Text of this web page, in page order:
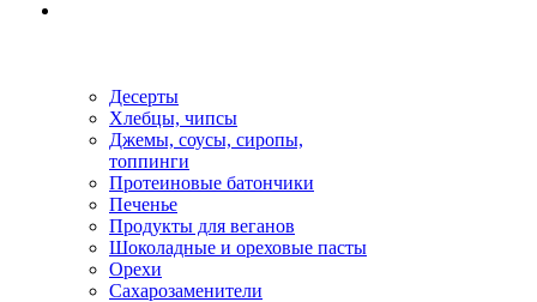
Десерты
Хлебцы, чипсы
Джемы, соусы, сиропы,
топпинги
Протеиновые батончики
Печенье
Продукты для веганов
Шоколадные и ореховые пасты
Орехи
Сахарозаменители